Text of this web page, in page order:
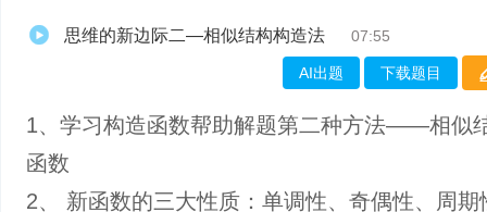
思维的新边际二—相似结构构造法 07:55
AI出题 下载题目
1、学习构造函数帮助解题第二种方法——相似
函数
2、 新函数的三大性质：单调性、奇偶性、周期